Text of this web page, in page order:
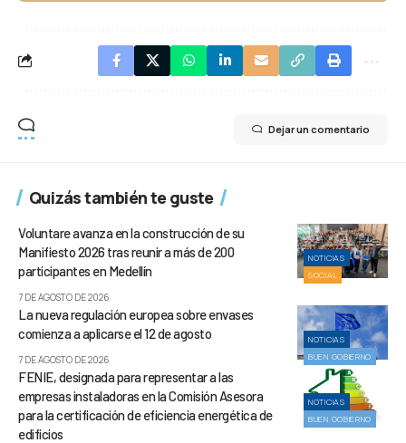
Dejar un comentario
Quizás también te guste
NOTICIAS
SOCIAL
Voluntare avanza en la construcción de su
Manifiesto 2026 tras reunir a más de 200
participantes en Medellín
7 DE AGOSTO DE 2026
NOTICIAS
BUEN GOBIERNO
La nueva regulación europea sobre envases
comienza a aplicarse el 12 de agosto
7 DE AGOSTO DE 2026
NOTICIAS
BUEN GOBIERNO
FENIE, designada para representar a las
empresas instaladoras en la Comisión Asesora
para la certificación de eficiencia energética de
edificios